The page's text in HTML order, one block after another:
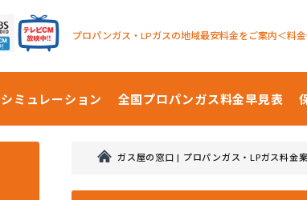
プロパンガス・LPガスの地域最安料金をご案内＜料
シミュレーション 全国プロパンガス料金早見表
ガス屋の窓口 | プロパンガス・LPガス料金